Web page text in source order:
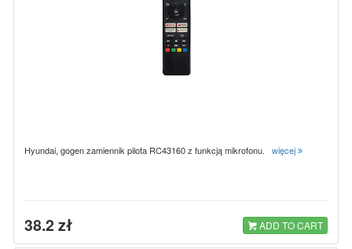
Hyundai, gogen zamiennik pilota RC43160 z funkcją mikrofonu. więcej
38.2 zł ADD TO CART